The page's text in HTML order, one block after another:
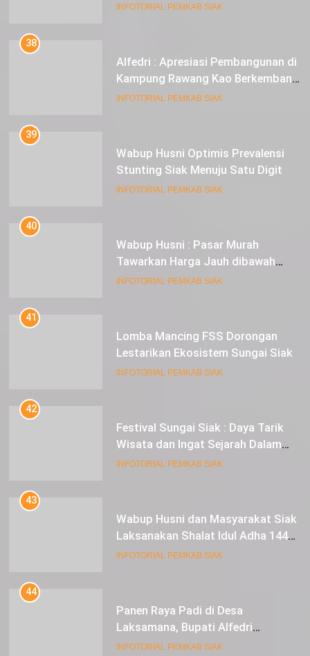
INFOTORIAL PEMKAB SIAK
38
Alfedri : Apresiasi Pembangunan di
Kampung Rawang Kao Berkembang
Pesat
INFOTORIAL PEMKAB SIAK
39
Wabup Husni Optimis Prevalensi
Stunting Siak Menuju Satu Digit
INFOTORIAL PEMKAB SIAK
40
Wabup Husni : Pasar Murah
Tawarkan Harga Jauh dibawah
Pasar Tradisional
INFOTORIAL PEMKAB SIAK
41
Lomba Mancing FSS Dorongan
Lestarikan Ekosistem Sungai Siak
INFOTORIAL PEMKAB SIAK
42
Festival Sungai Siak : Daya Tarik
Wisata dan Ingat Sejarah Dalam
Lestarikan Peradaban
INFOTORIAL PEMKAB SIAK
43
Wabup Husni dan Masyarakat Siak
Laksanakan Shalat Idul Adha 1445
Hijriah di Lapangan Tugu Siak
INFOTORIAL PEMKAB SIAK
44
Panen Raya Padi di Desa
Laksamana, Bupati Alfedri
Serahkan 16 Unit Mesin Pompa Air
INFOTORIAL PEMKAB SIAK